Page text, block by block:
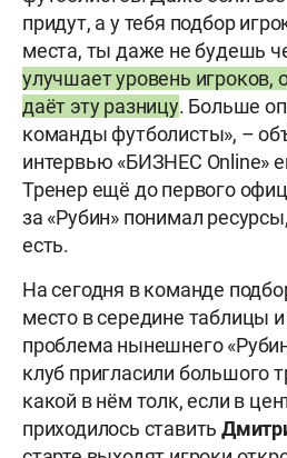
придут, а у тебя подбор
места, ты даже не будешь
улучшает уровень игроков,
даёт эту разницу. Больше
команды футболисты», –
интервью «БИЗНЕС Online»
Тренер ещё до первого
за «Рубин» понимал
есть.
На сегодня в команде
место в середине таблицы
проблема нынешнего
клуб пригласили большого
какой в нём толк, если в
приходилось ставить